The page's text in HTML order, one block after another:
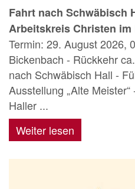
Fahrt nach Schwäbisch
Arbeitskreis Christen im
Termin: 29. August 2026,
Bickenbach - Rückkehr
nach Schwäbisch Hall -
Ausstellung „Alte
Haller ...
Weiter lesen